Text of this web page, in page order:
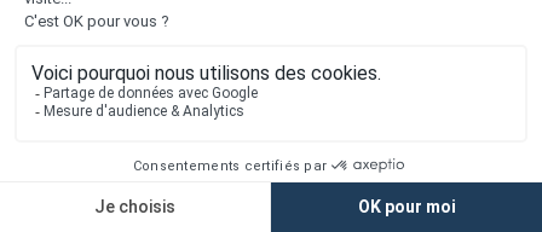
Quant auxfrais de notaire
Lorsque vous vous tournez vers une maison existante, il sera
nécessaire de faire des travaux de rénovation. Ceux-ci sont
souvent coûteux et doivent être ajoutés au prix de l'achat